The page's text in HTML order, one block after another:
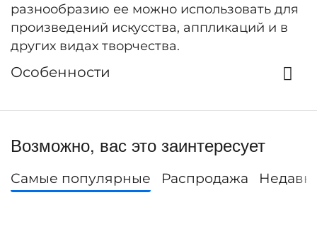
разнообразию ее можно использовать для
произведений искусства, аппликаций и в
других видах творчества.
Особенности
Возможно, вас это заинтересует
Самые популярные Распродажа